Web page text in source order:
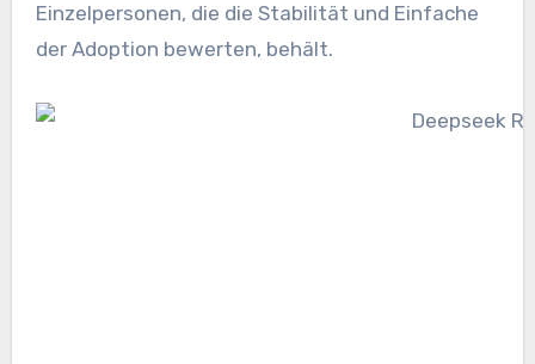
Einzelpersonen, die die Stabilität und Einfache
der Adoption bewerten, behält.